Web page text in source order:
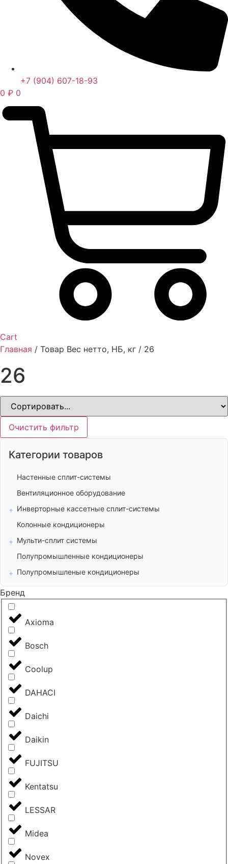
+7 (904) 607-18-93
0 ₽ 0
Cart
Главная / Товар Вес нетто, НБ, кг / 26
26
Очистить фильтр
Категории товаров
Настенные сплит-системы
Вентиляционное оборудование
Инверторные кассетные сплит-системы
Колонные кондиционеры
Мульти-сплит системы
Полупромышленные кондиционеры
Полупромышленые кондиционеры
Бренд
Axioma
Bosch
Coolup
DAHACI
Daichi
Daikin
FUJITSU
Kentatsu
LESSAR
Midea
Novex